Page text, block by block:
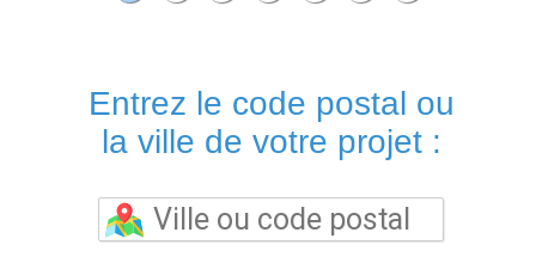
Entrez le code postal ou
la ville de votre projet :